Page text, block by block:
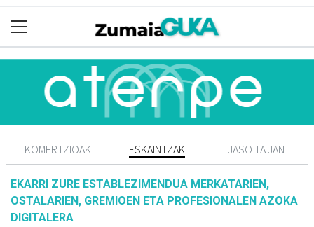
KOMERTZIOAK ESKAINTZAK JASO TA JAN
EKARRI ZURE ESTABLEZIMENDUA MERKATARIEN,
OSTALARIEN, GREMIOEN ETA PROFESIONALEN AZOKA
DIGITALERA